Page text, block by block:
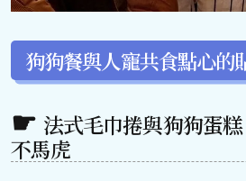
狗狗餐與人寵共食點心的
法式毛巾捲與狗狗蛋
不馬虎